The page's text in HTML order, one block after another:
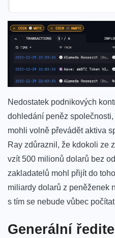
Nedostatek podnikových
dohledání peněz
mohli volně převádět aktiva
Ray zdůraznil, že kdokoli ze
vzít 500 milionů dolarů bez
zakladatelů mohl přijít do
miliardy dolarů z peněženek
s tím se nebude vůbec
Generální